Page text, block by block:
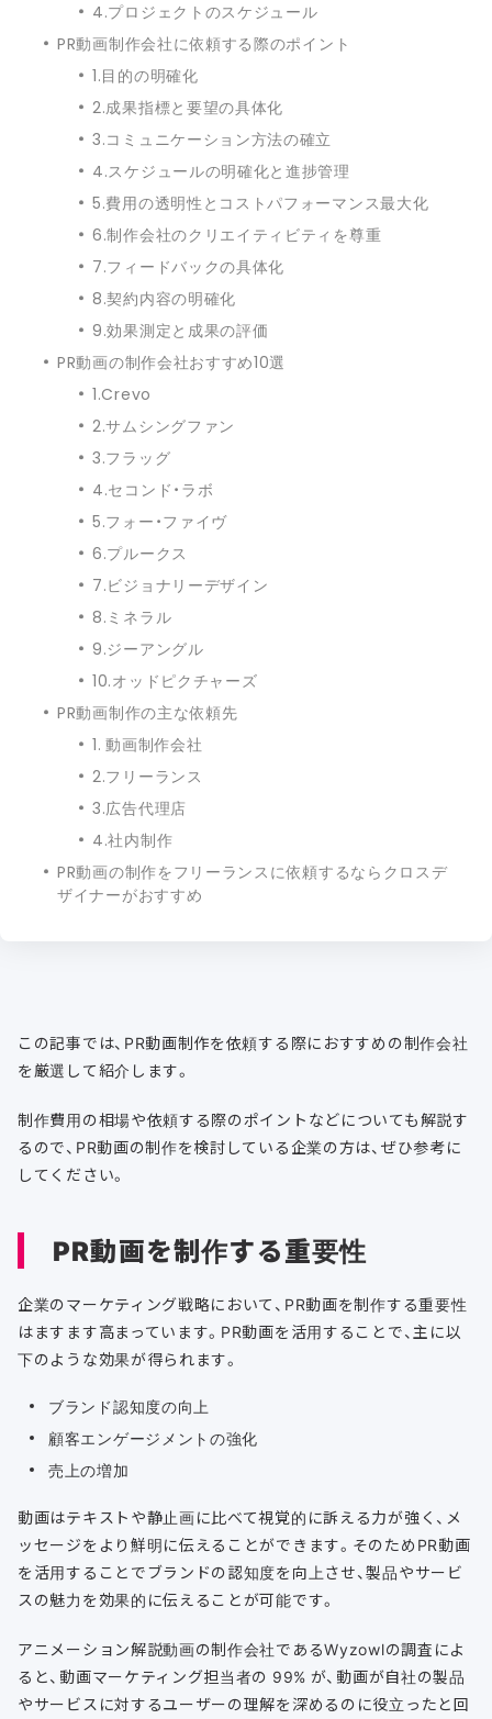
4.プロジェクトのスケジュール
PR動画制作会社に依頼する際のポイント
1.目的の明確化
2.成果指標と要望の具体化
3.コミュニケーション方法の確立
4.スケジュールの明確化と進捗管理
5.費用の透明性とコストパフォーマンス最大化
6.制作会社のクリエイティビティを尊重
7.フィードバックの具体化
8.契約内容の明確化
9.効果測定と成果の評価
PR動画の制作会社おすすめ10選
1.Crevo
2.サムシングファン
3.フラッグ
4.セコンド・ラボ
5.フォー・ファイヴ
6.プルークス
7.ビジョナリーデザイン
8.ミネラル
9.ジーアングル
10.オッドピクチャーズ
PR動画制作の主な依頼先
1. 動画制作会社
2.フリーランス
3.広告代理店
4.社内制作
PR動画の制作をフリーランスに依頼するならクロスデ
ザイナーがおすすめ
この記事では、PR動画制作を依頼する際におすすめの制作会社
を厳選して紹介します。
制作費用の相場や依頼する際のポイントなどについても解説す
るので、PR動画の制作を検討している企業の方は、ぜひ参考に
してください。
PR動画を制作する重要性
企業のマーケティング戦略において、PR動画を制作する重要性
はますます高まっています。PR動画を活用することで、主に以
下のような効果が得られます。
ブランド認知度の向上
顧客エンゲージメントの強化
売上の増加
動画はテキストや静止画に比べて視覚的に訴える力が強く、メ
ッセージをより鮮明に伝えることができます。そのためPR動画
を活用することでブランドの認知度を向上させ、製品やサービ
スの魅力を効果的に伝えることが可能です。
アニメーション解説動画の制作会社であるWyzowlの調査によ
ると、動画マーケティング担当者の 99% が、動画が自社の製品
やサービスに対するユーザーの理解を深めるのに役立ったと回